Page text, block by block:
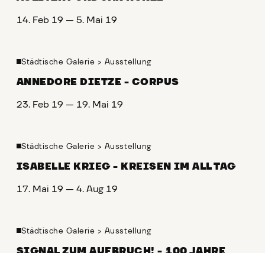
14. Feb 19 — 5. Mai 19
Städtische Galerie > Ausstellung
ANNEDORE DIETZE - CORPUS
23. Feb 19 — 19. Mai 19
Städtische Galerie > Ausstellung
ISABELLE KRIEG - KREISEN IM ALL TAG
17. Mai 19 — 4. Aug 19
Städtische Galerie > Ausstellung